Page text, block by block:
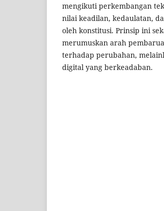
mengikuti perkembangan
nilai keadilan, kedaulatan,
oleh konstitusi. Prinsip ini
merumuskan arah
terhadap perubahan,
digital yang berkeadaban.